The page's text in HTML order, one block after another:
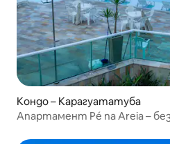
Кондо – Карагуататуба
Апартамент Pé na Areia –